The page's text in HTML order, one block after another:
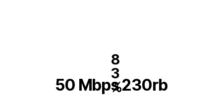
8
3
%
50 Mbps 230rb